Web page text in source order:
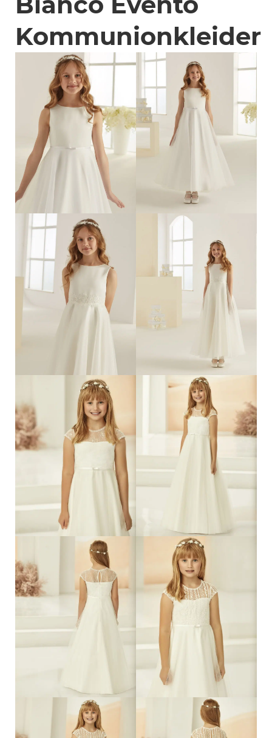
Kommunionkleider